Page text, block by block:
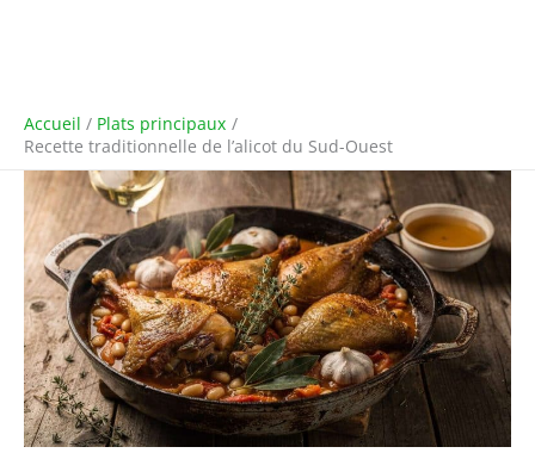
Accueil
Plats principaux
Recette traditionnelle de l’alicot du Sud-Ouest